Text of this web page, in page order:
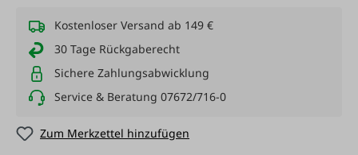
Kostenloser Versand ab 149 €
30 Tage Rückgaberecht
Sichere Zahlungsabwicklung
Service & Beratung 07672/716-0
Zum Merkzettel hinzufügen